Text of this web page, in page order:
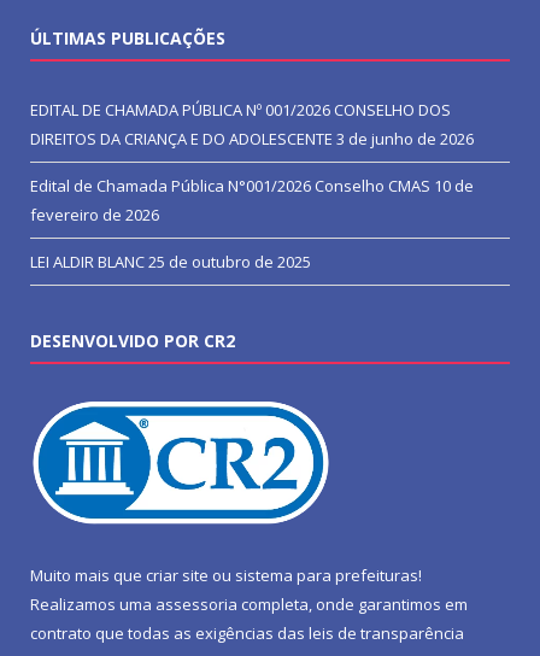
ÚLTIMAS PUBLICAÇÕES
EDITAL DE CHAMADA PÚBLICA Nº 001/2026 CONSELHO DOS
DIREITOS DA CRIANÇA E DO ADOLESCENTE 3 de junho de 2026
Edital de Chamada Pública N°001/2026 Conselho CMAS 10 de
fevereiro de 2026
LEI ALDIR BLANC25 de outubro de 2025
DESENVOLVIDO POR CR2
Muito mais que criar site ou sistema para prefeituras!
Realizamos uma assessoria completa, onde garantimos em
contrato que todas as exigências das leis de transparência